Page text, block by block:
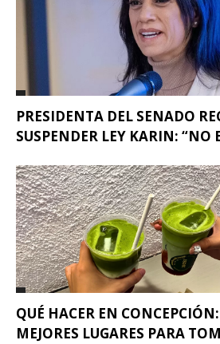
PRESIDENTA DEL SENADO
SUSPENDER LEY KARIN: “NO
QUÉ HACER EN
MEJORES LUGARES PARA